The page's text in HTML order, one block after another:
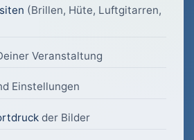
(Brillen, Hüte, Luftgitarren,
Veranstaltung
Einstellungen
der Bilder